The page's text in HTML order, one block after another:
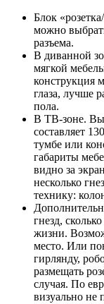
Блок
можно
разъема.
В диванной
мягкой
конструкция
глаза, лучше
пола.
В ТВ-зоне.
составляет
тумбе или
габариты
видно за
несколько
технику:
гнезд,
жизни.
место. Или
гирлянду,
размещать
случая. По
визуально не